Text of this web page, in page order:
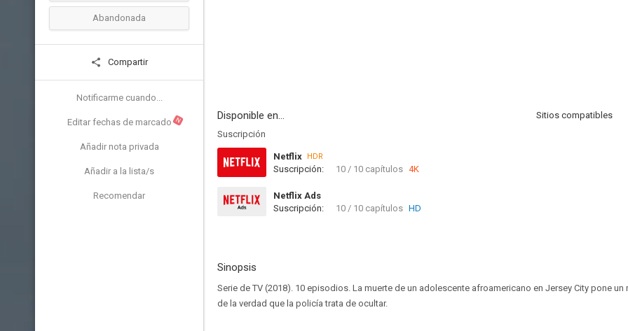
Abandonada
Compartir
Notificarme cuando...
Editar fechas de marcado N
Añadir nota privada
Añadir a la lista/s
Recomendar
Disponible en...
Sitios compatibles
Suscripción
Netflix HDR
Suscripción: 10 / 10 capítulos 4K
Netflix Ads
Suscripción:
10 / 10 capítulos HD
Sinopsis
Serie de TV (2018). 10 episodios. La muerte de un adolescente afroamericano en Jersey City pone un
de la verdad que la policía trata de ocultar.